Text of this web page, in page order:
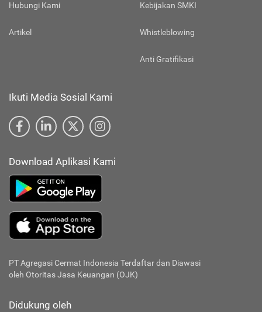
Hubungi Kami
Artikel
Kebijakan SMKI
Whistleblowing
Anti Gratifikasi
Ikuti Media Sosial Kami
Download Aplikasi Kami
PT Agregasi Cermat Indonesia Terdaftar dan Diawasi
oleh Otoritas Jasa Keuangan (OJK)
Didukung oleh